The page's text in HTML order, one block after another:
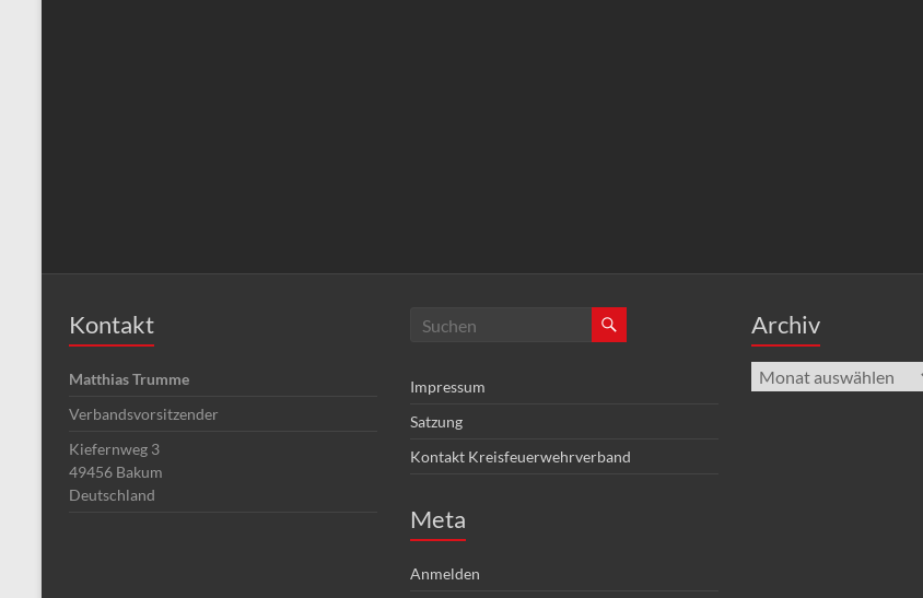
Kontakt
Matthias Trumme
Verbandsvorsitzender
Kiefernweg 3
49456 Bakum
Deutschland
Impressum
Satzung
Kontakt Kreisfeuerwehrverband
Meta
Anmelden
Archiv
Archiv